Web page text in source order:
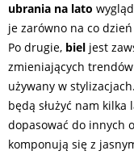
ubrania na lato
je zarówno na co
Po drugie, biel jest
zmieniających
używany w stylizacjach.
będą służyć nam kilka
dopasować do innych
komponują się z